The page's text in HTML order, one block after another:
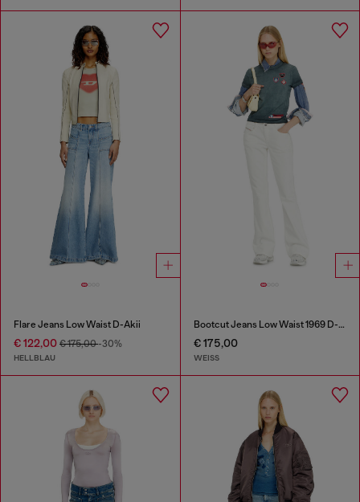
Flare Jeans Low Waist D-Akii
€ 122,00 € 175,00-30%
HELLBLAU
Bootcut Jeans Low Waist 1969 D-Ebbey
€ 175,00
WEISS